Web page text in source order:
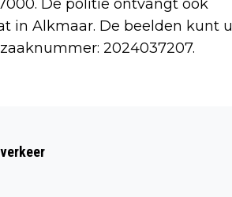
De politie ontvangt ook
in Alkmaar. De beelden kunt u
2024037207.
OM METAALDEELTJES